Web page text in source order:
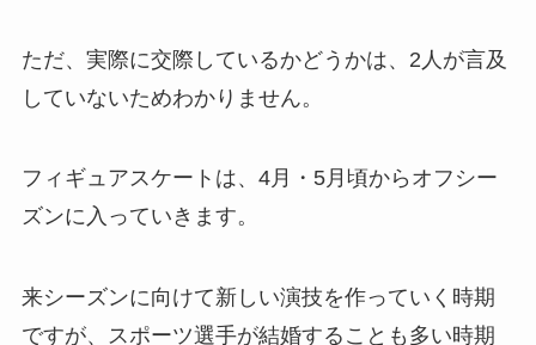
ただ、実際に交際しているかどうかは、2人が言及
していないためわかりません。
フィギュアスケートは、4月・5月頃からオフシー
ズンに入っていきます。
来シーズンに向けて新しい演技を作っていく時期
ですが、スポーツ選手が結婚することも多い時期